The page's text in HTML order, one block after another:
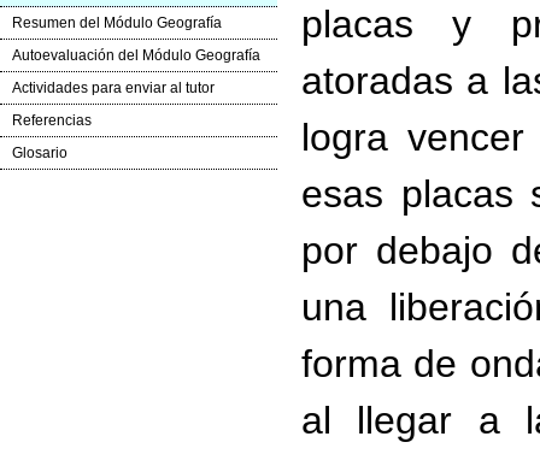
Resumen del Módulo Geografía
Autoevaluación del Módulo Geografía
Actividades para enviar al tutor
Referencias
Glosario
placas y
atoradas a
logra
esas placas
por debajo
una
forma de
al llegar a